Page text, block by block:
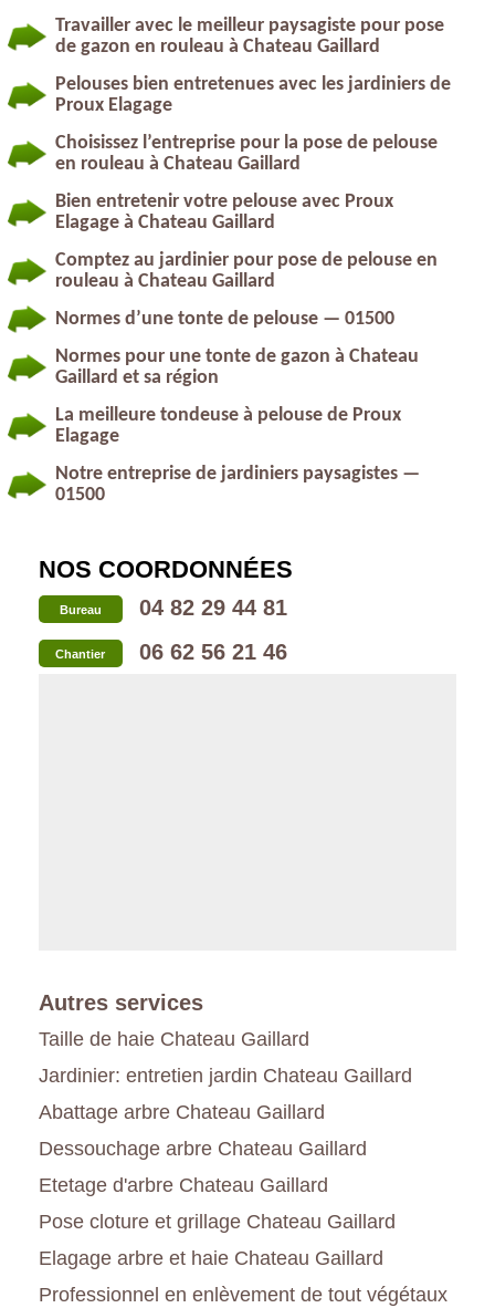
Travailler avec le meilleur paysagiste pour pose
de gazon en rouleau à Chateau Gaillard
Pelouses bien entretenues avec les jardiniers de
Proux Elagage
Choisissez l’entreprise pour la pose de pelouse
en rouleau à Chateau Gaillard
Bien entretenir votre pelouse avec Proux
Elagage à Chateau Gaillard
Comptez au jardinier pour pose de pelouse en
rouleau à Chateau Gaillard
Normes d’une tonte de pelouse — 01500
Normes pour une tonte de gazon à Chateau
Gaillard et sa région
La meilleure tondeuse à pelouse de Proux
Elagage
Notre entreprise de jardiniers paysagistes —
01500
NOS COORDONNÉES
Bureau 04 82 29 44 81
Chantier 06 62 56 21 46
Autres services
Taille de haie Chateau Gaillard
Jardinier: entretien jardin Chateau Gaillard
Abattage arbre Chateau Gaillard
Dessouchage arbre Chateau Gaillard
Etetage d'arbre Chateau Gaillard
Pose cloture et grillage Chateau Gaillard
Elagage arbre et haie Chateau Gaillard
Professionnel en enlèvement de tout végétaux